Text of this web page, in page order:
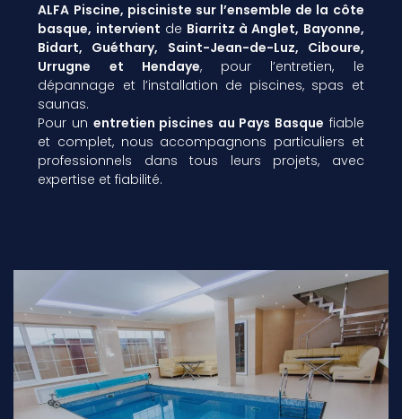
ALFA Piscine, pisciniste sur l’ensemble de la côte
basque, intervient de Biarritz à Anglet, Bayonne,
Bidart, Guéthary, Saint-Jean-de-Luz, Ciboure,
Urrugne et Hendaye, pour l’entretien, le
dépannage et l’installation de piscines, spas et
saunas.
Pour un entretien piscines au Pays Basque fiable
et complet, nous accompagnons particuliers et
professionnels dans tous leurs projets, avec
expertise et fiabilité.